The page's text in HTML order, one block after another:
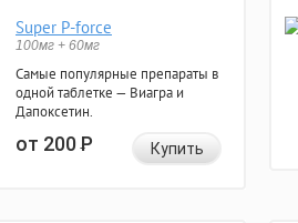
Super P-force
100мг + 60мг
Самые популярные препараты в
одной таблетке — Виагра и
Дапоксетин.
от 200Р Купить